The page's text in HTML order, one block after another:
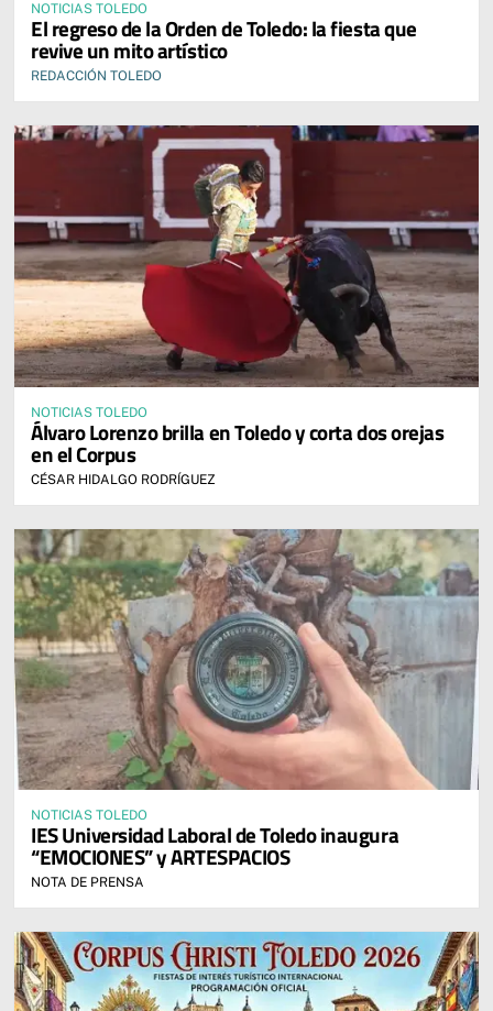
NOTICIAS TOLEDO
El regreso de la Orden de Toledo: la fiesta que
revive un mito artístico
REDACCIÓN TOLEDO
NOTICIAS TOLEDO
Álvaro Lorenzo brilla en Toledo y corta dos orejas
en el Corpus
CÉSAR HIDALGO RODRÍGUEZ
NOTICIAS TOLEDO
IES Universidad Laboral de Toledo inaugura
“EMOCIONES” y ARTESPACIOS
NOTA DE PRENSA